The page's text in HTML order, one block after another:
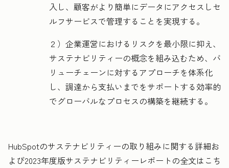
入し、顧客がより簡単にデータにアクセスしセ
ルフサービスで管理することを実現する。
２）企業運営におけるリスクを最小限に抑え、
サステナビリティーの概念を組み込むため、バ
リューチェーンに対するアプローチを体系化
し、調達から支払いまでをサポートする効率的
でグローバルなプロセスの構築を継続する。
HubSpotのサステナビリティーの取り組みに関する詳細お
よび2023年度版サステナビリティーレポートの全文はこち